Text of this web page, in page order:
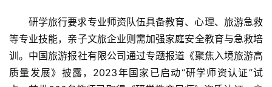
智
慧
登录 注册
研学旅行要求专业师资队伍具备教育、心理、旅游急救
等专业技能，亲子文旅企业则需加强家庭安全教育与急救培
训。中国旅游报社有限公司通过专题报道《聚焦入境旅游高
质量发展》披露，2023年国家已启动“研学师资认证”试